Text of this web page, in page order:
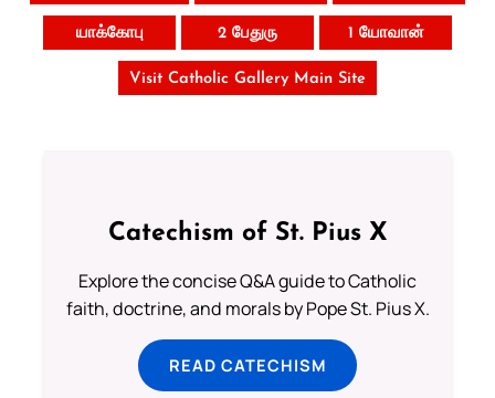
யாக்கோபு 2 பேதுரு 1 யோவான்
Visit Catholic Gallery Main Site
Catechism of St. Pius X
Explore the concise Q&A guide to Catholic
faith, doctrine, and morals by Pope St. Pius X.
READ CATECHISM